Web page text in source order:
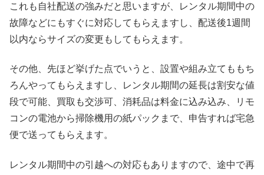
これも自社配送の強みだと思いますが、レンタル期間中の
故障などにもすぐに対応してもらえますし、配送後1週間
以内ならサイズの変更もしてもらえます。
その他、先ほど挙げた点でいうと、設置や組み立てももち
ろんやってもらえますし、レンタル期間の延長は割安な値
段で可能、買取も交渉可、消耗品は料金に込み込み、リモ
コンの電池から掃除機用の紙パックまで、申告すれば宅急
便で送ってもらえます。
レンタル期間中の引越への対応もありますので、途中で再